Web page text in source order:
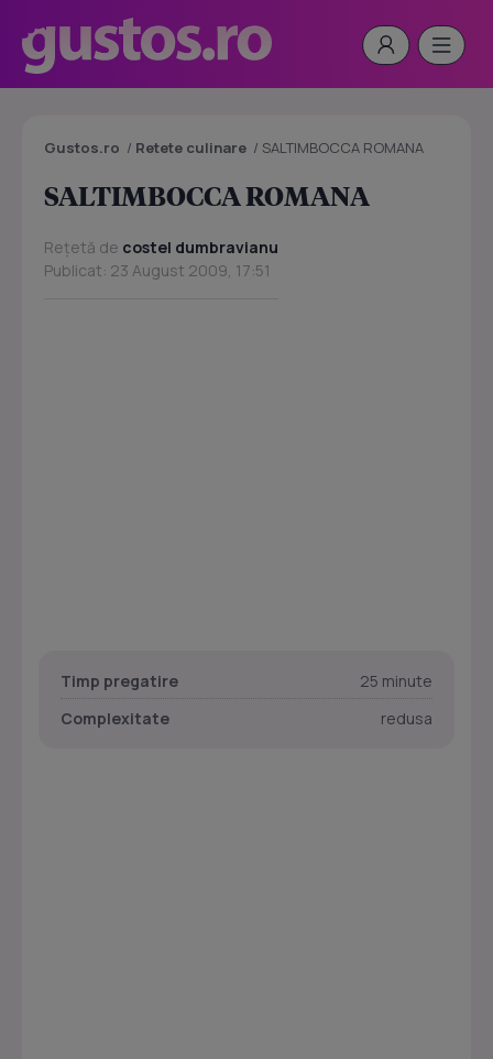
Gustos.ro / Retete culinare / SALTIMBOCCA ROMANA
SALTIMBOCCA ROMANA
Rețetă de costel dumbravianu
Publicat: 23 August 2009, 17:51
Timp pregatire
25 minute
Complexitate
redusa